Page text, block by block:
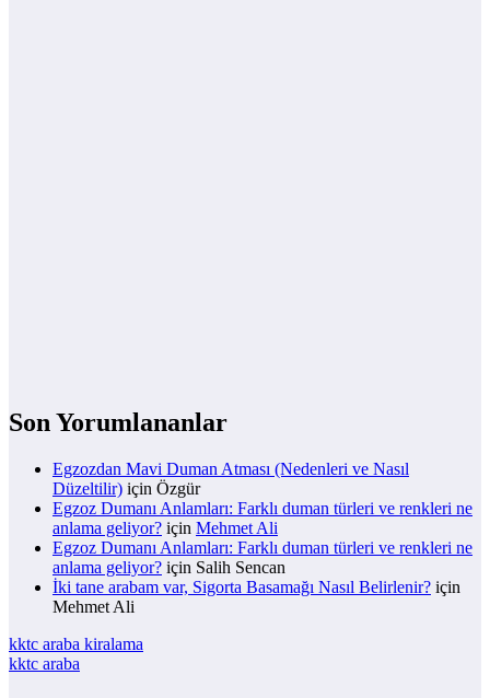
Son Yorumlananlar
Egzozdan Mavi Duman Atması (Nedenleri ve Nasıl
Düzeltilir) için Özgür
Egzoz Dumanı Anlamları: Farklı duman türleri ve renkleri ne
anlama geliyor? için Mehmet Ali
Egzoz Dumanı Anlamları: Farklı duman türleri ve renkleri ne
anlama geliyor? için Salih Sencan
İki tane arabam var, Sigorta Basamağı Nasıl Belirlenir? için
Mehmet Ali
kktc araba kiralama
kktc araba